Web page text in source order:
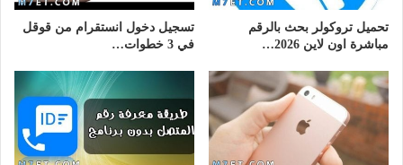
تحميل تروكولر بحث بالرقم
مباشرة اون لاين 2026…
تسجيل دخول انستقرام من قوقل
في 3 خطوات…